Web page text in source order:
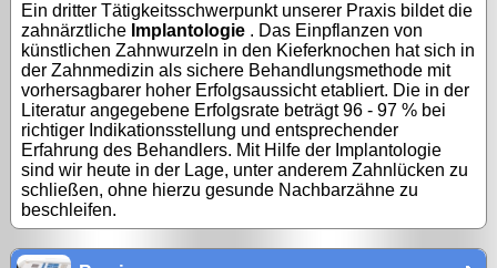
Ein dritter Tätigkeitsschwerpunkt unserer Praxis bildet die
zahnärztliche Implantologie . Das Einpflanzen von
künstlichen Zahnwurzeln in den Kieferknochen hat sich in
der Zahnmedizin als sichere Behandlungsmethode mit
vorhersagbarer hoher Erfolgsaussicht etabliert. Die in der
Literatur angegebene Erfolgsrate beträgt 96 - 97 % bei
richtiger Indikationsstellung und entsprechender
Erfahrung des Behandlers. Mit Hilfe der Implantologie
sind wir heute in der Lage, unter anderem Zahnlücken zu
schließen, ohne hierzu gesunde Nachbarzähne zu
beschleifen.